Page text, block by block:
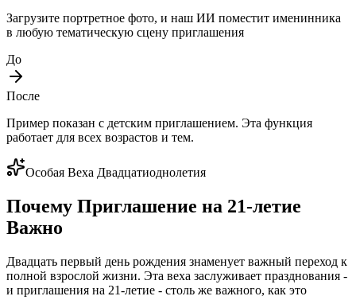
Загрузите портретное фото, и наш ИИ поместит именинника
в любую тематическую сцену приглашения
До
После
Пример показан с детским приглашением. Эта функция
работает для всех возрастов и тем.
Особая Веха Двадцатиоднолетия
Почему Приглашение на 21-летие
Важно
Двадцать первый день рождения знаменует важный переход к
полной взрослой жизни. Эта веха заслуживает празднования -
и приглашения на 21-летие - столь же важного, как это